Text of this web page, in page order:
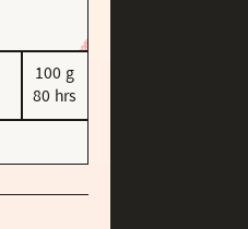
100 g
80 hrs